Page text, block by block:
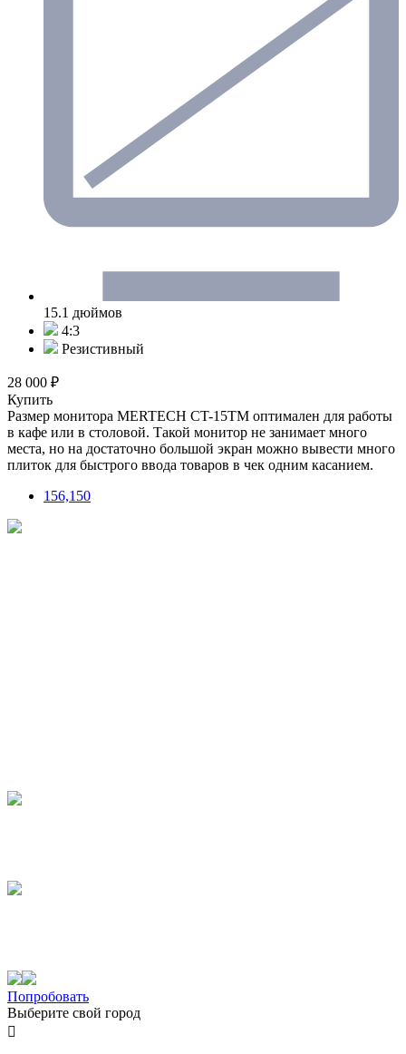
15.1 дюймов
4:3
Резистивный
28 000 ₽
Купить
Размер монитора MERTECH CT-15ТM оптимален для работы
в кафе или в столовой. Такой монитор не занимает много
места, но на достаточно большой экран можно вывести много
плиток для быстрого ввода товаров в чек одним касанием.
156,150
Попробовать
Выберите свой город
